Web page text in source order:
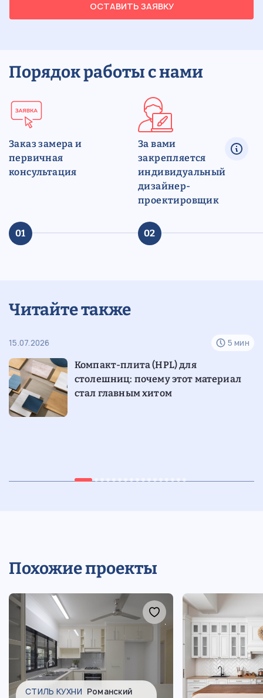
ОСТАВИТЬ ЗАЯВКУ
Порядок работы с нами
Заказ замера и
первичная
консультация
01
За вами
закрепляется
индивидуальный
дизайнер-
проектировщик
02
Читайте также
15.07.2026 5 мин
Компакт-плита (HPL) для
столешниц: почему этот материал
стал главным хитом
Похожие проекты
СТИЛЬ КУХНИ Романский